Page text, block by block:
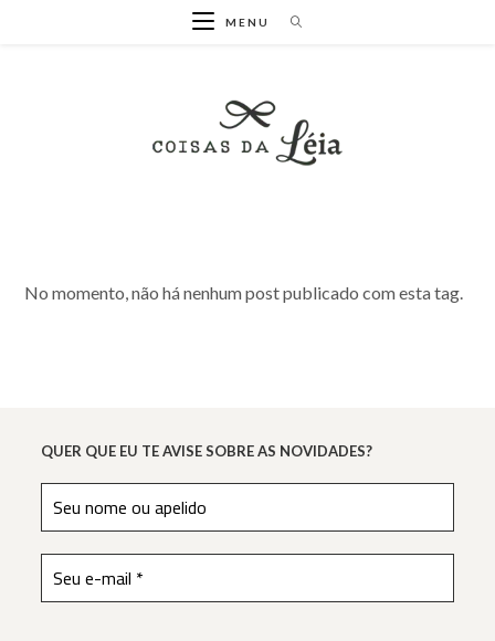
MENU
No momento, não há nenhum post publicado com esta tag.
QUER QUE EU TE AVISE SOBRE AS NOVIDADES?